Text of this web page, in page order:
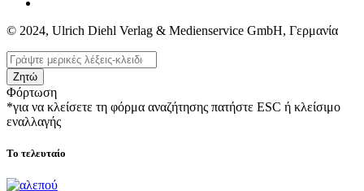
© 2024, Ulrich Diehl Verlag & Medienservice GmbH, Γερμανία
Ζητώ
Φόρτωση
*για να κλείσετε τη φόρμα αναζήτησης πατήστε ESC ή κλείσιμο
εναλλαγής
Το τελευταίο